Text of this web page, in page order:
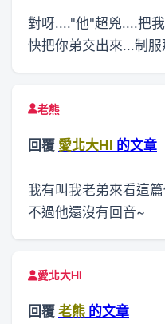
對呀...."他"超兇....把
快把你弟交出來...制
老熊
回覆 愛北大HI 的文章
我有叫我老弟來看這
不過他還沒有回音~
愛北大HI
回覆 老熊 的文章